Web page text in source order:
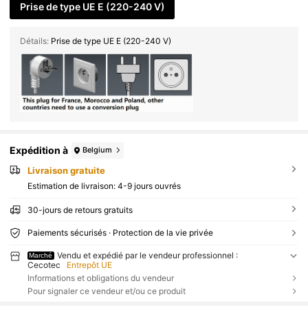
Prise de type UE E (220-240 V)
Détails: Prise de type UE E (220-240 V)
Expédition à Belgium
Livraison gratuite
Estimation de livraison: 4-9 jours ouvrés
30-jours de retours gratuits
Paiements sécurisés · Protection de la vie privée
Marché
Vendu et expédié par le vendeur professionnel :
Cecotec
Entrepôt UE
Informations et obligations du vendeur
Pour signaler ce vendeur et/ou ce produit